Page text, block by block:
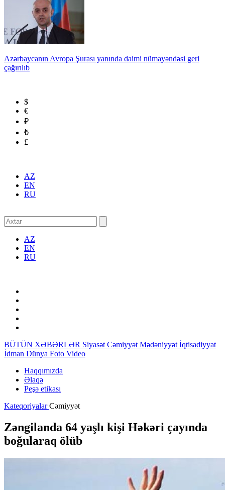
Azərbaycanın Avropa Şurası yanında daimi nümayəndəsi geri
çağırılıb
$
€
₽
₺
£
AZ
EN
RU
AZ
EN
RU
BÜTÜN XƏBƏRLƏR Siyasət Cəmiyyət Mədəniyyət İqtisadiyyat
İdman Dünya Foto Video
Haqqımızda
Əlaqə
Peşə etikası
KateqoriyalarCəmiyyət
Zəngilanda 64 yaşlı kişi Həkəri çayında
boğularaq ölüb